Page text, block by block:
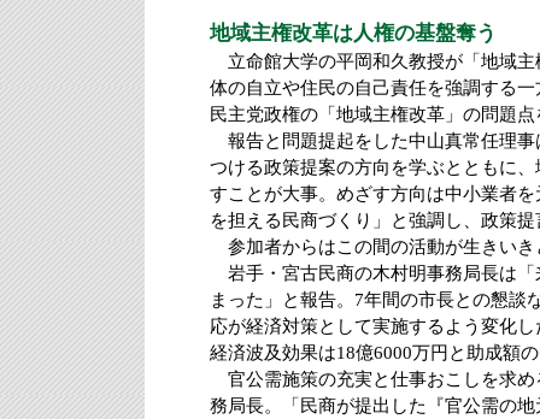
地域主権改革は人権の基盤奪う
立命館大学の平岡和久教授が「地域
体の自立や住民の自己責任を強調する
民主党政権の「地域主権改革」の問題
報告と問題提起をした中山真常任理
つける政策提案の方向を学ぶとともに
すことが大事。めざす方向は中小業者
を担える民商づくり」と強調し、政策
参加者からはこの間の活動が生きいき
岩手・宮古民商の木村明事務局長は
まった」と報告。7年間の市長との懇談
応が経済対策として実施するよう変化
経済波及効果は18億6000万円と助成額
官公需施策の充実と仕事おこしを求
務局長。「民商が提出した『官公需の